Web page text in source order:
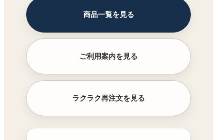
商品一覧を見る
ご利用案内を見る
ラクラク再注文を見る